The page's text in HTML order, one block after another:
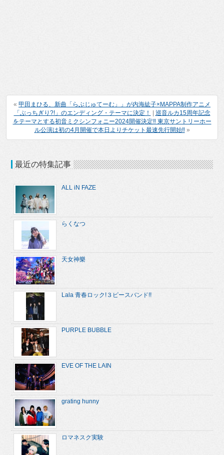
« 甲田まひる、新曲「らぶじゅてーむ」」が内海紘子×MAPPA制作アニメ
「ぶっちぎり?!」のエンディング・テーマに決定！
巡音ルカ15周年記念
をテーマとする初音ミクシンフォニー2024開催決定‼︎ 東京サントリーホー
ル公演は初の4月開催で本日よりチケット最速先行開始‼︎ »
最近の特集記事
ALL iN FAZE
らくなつ
天女神樂
Lala 青春ロック!３ピースバンド!!
PURPLE BUBBLE
EVE OF THE LAIN
grating hunny
ロマネスク実験